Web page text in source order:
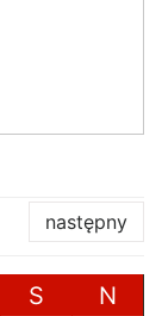
następny
S N